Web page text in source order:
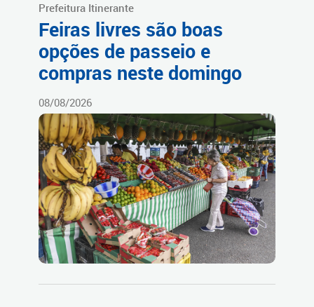
Prefeitura Itinerante
Feiras livres são boas
opções de passeio e
compras neste domingo
08/08/2026